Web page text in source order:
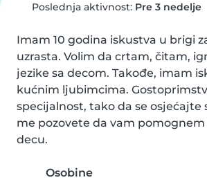
Poslednja aktivnost: Pre 3 nedelje
Imam 10 godina iskustva u brigi
uzrasta. Volim da crtam, čitam,
jezike sa decom. Takođe, imam
kućnim ljubimcima.
specijalnost, tako da se osjećajte
me pozovete da vam pomognem
decu.
Osobine